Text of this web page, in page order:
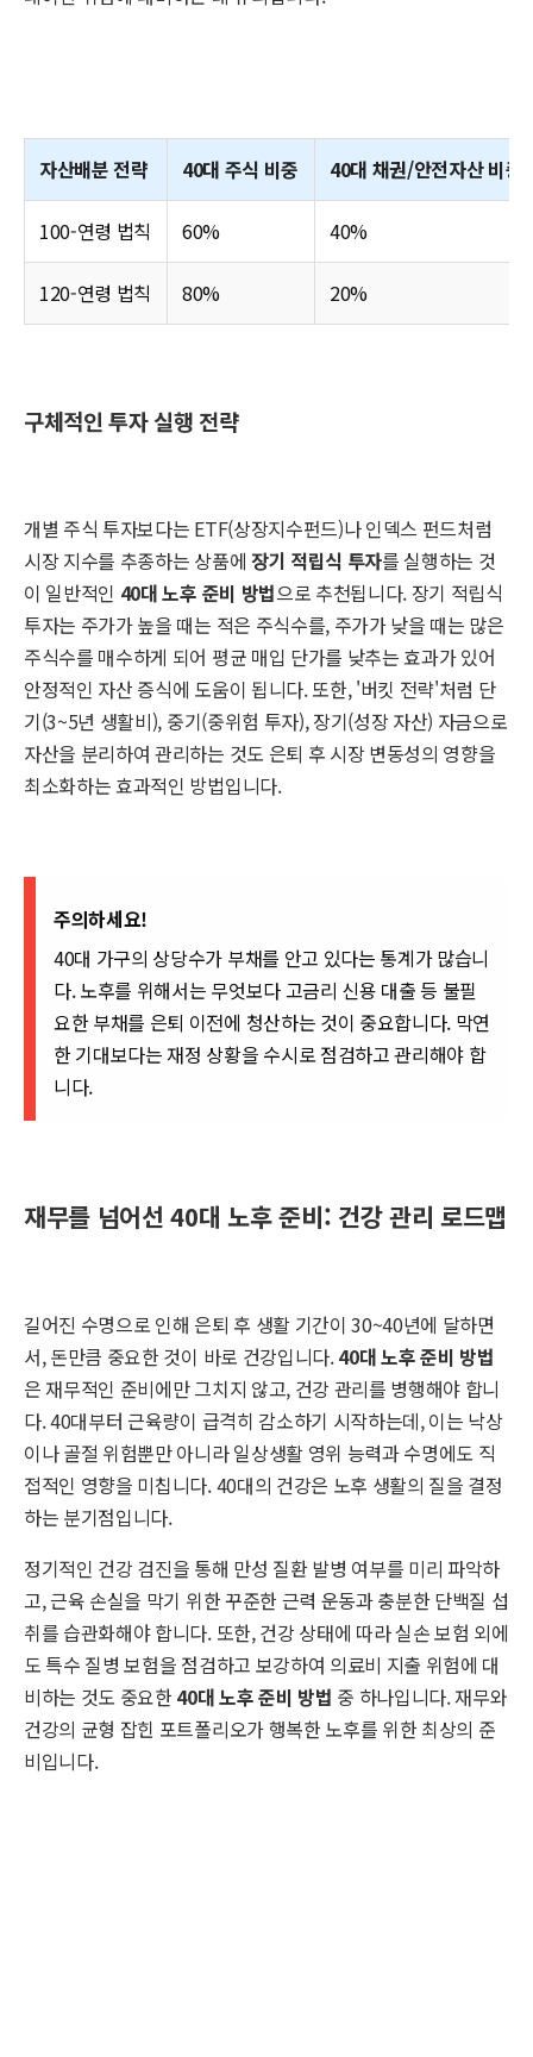
자산배분 전략 40대 주식 비중 40대 채권/안전자산 비중
100-연령 법칙 60% 40%
120-연령 법칙 80% 20%
구체적인 투자 실행 전략
개별 주식 투자보다는 ETF(상장지수펀드)나 인덱스 펀드처럼
시장 지수를 추종하는 상품에 장기 적립식 투자를 실행하는 것
이 일반적인 40대 노후 준비 방법으로 추천됩니다. 장기 적립식
투자는 주가가 높을 때는 적은 주식수를, 주가가 낮을 때는 많은
주식수를 매수하게 되어 평균 매입 단가를 낮추는 효과가 있어
안정적인 자산 증식에 도움이 됩니다. 또한, '버킷 전략'처럼 단
기(3~5년 생활비), 중기(중위험 투자), 장기(성장 자산) 자금으로
자산을 분리하여 관리하는 것도 은퇴 후 시장 변동성의 영향을
최소화하는 효과적인 방법입니다.
주의하세요!
40대 가구의 상당수가 부채를 안고 있다는 통계가 많습니
다. 노후를 위해서는 무엇보다 고금리 신용 대출 등 불필
요한 부채를 은퇴 이전에 청산하는 것이 중요합니다. 막연
한 기대보다는 재정 상황을 수시로 점검하고 관리해야 합
니다.
재무를 넘어선 40대 노후 준비: 건강 관리 로드맵
길어진 수명으로 인해 은퇴 후 생활 기간이 30~40년에 달하면
서, 돈만큼 중요한 것이 바로 건강입니다.40대 노후 준비 방법
은 재무적인 준비에만 그치지 않고, 건강 관리를 병행해야 합니
다. 40대부터 근육량이 급격히 감소하기 시작하는데, 이는 낙상
이나 골절 위험뿐만 아니라 일상생활 영위 능력과 수명에도 직
접적인 영향을 미칩니다. 40대의 건강은 노후 생활의 질을 결정
하는 분기점입니다.
정기적인 건강 검진을 통해 만성 질환 발병 여부를 미리 파악하
고, 근육 손실을 막기 위한 꾸준한 근력 운동과 충분한 단백질 섭
취를 습관화해야 합니다. 또한, 건강 상태에 따라 실손 보험 외에
도 특수 질병 보험을 점검하고 보강하여 의료비 지출 위험에 대
비하는 것도 중요한40대 노후 준비 방법 중 하나입니다. 재무와
건강의 균형 잡힌 포트폴리오가 행복한 노후를 위한 최상의 준
비입니다.